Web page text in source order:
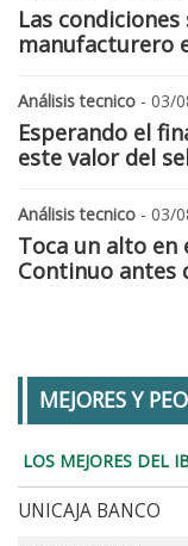
Las
manufacturero
Análisis tecnico - 03/
Esperando el
este valor del
Análisis tecnico - 03/
Toca un alto en
Continuo antes
MEJORES Y
LOS MEJORES DEL
UNICAJA BANCO